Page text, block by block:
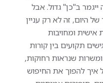
ב"כן" גדול. אבל
היום, זה לא רק עניין
ומחויבות
תקועים בין קורות
שנראות רחוקות,
להפוך את החיפוש